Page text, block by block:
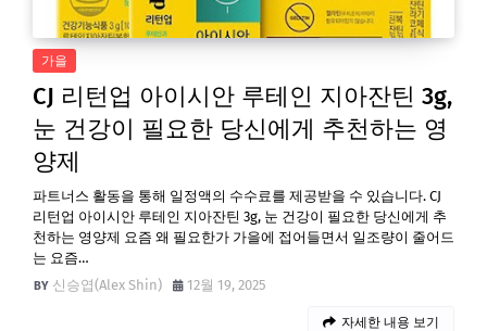
가을
CJ 리턴업 아이시안 루테인 지아잔틴 3g,
눈 건강이 필요한 당신에게 추천하는 영
양제
파트너스 활동을 통해 일정액의 수수료를 제공받을 수 있습니다. CJ
리턴업 아이시안 루테인 지아잔틴 3g, 눈 건강이 필요한 당신에게 추
천하는 영양제 요즘 왜 필요한가 가을에 접어들면서 일조량이 줄어드
는 요즘…
신승엽(Alex Shin)
12월 19, 2025
자세한 내용 보기